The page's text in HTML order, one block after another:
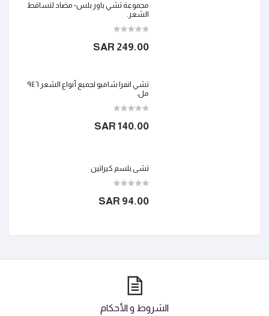
مجموعة تشي باور بلس- مضاد لتساقط
الشعر.
249.00 SAR
تشي انفرا شامبو لجميع أنواع الشعر ٩٤٦
مل.
140.00 SAR
تشي بلسم كيراتين
94.00 SAR
الشروط و الأحكام